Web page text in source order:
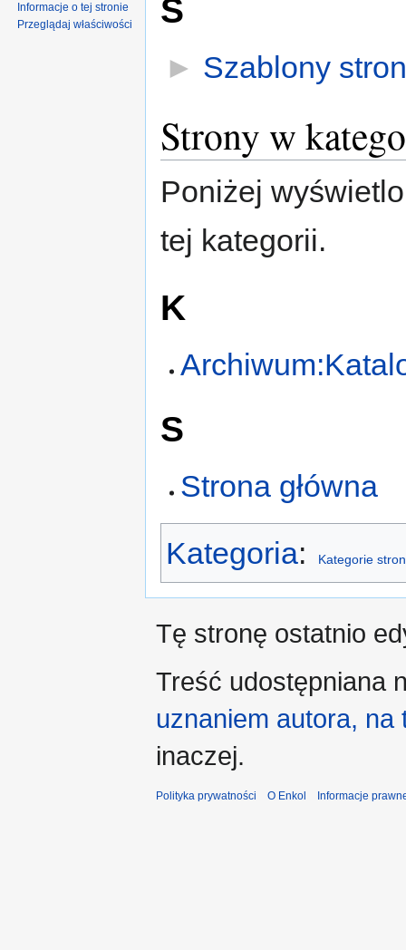
S
► Szablony
Strony w
Poniżej
tej kategorii.
K
S
Strona główna
Kategoria: Kategorie stron
Informacje o tej stronie
Przeglądaj właściwości
Tę stronę ostatnio
Treść udostępniana
uznaniem autora,
inaczej.
Polityka prywatności O Enkol Informacje